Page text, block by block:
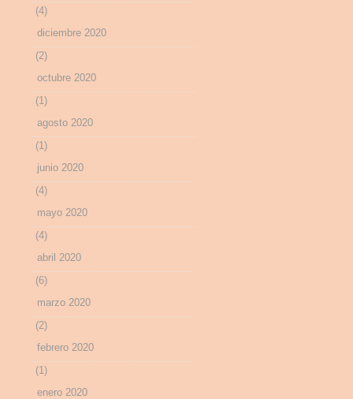
(4)
diciembre 2020
(2)
octubre 2020
(1)
agosto 2020
(1)
junio 2020
(4)
mayo 2020
(4)
abril 2020
(6)
marzo 2020
(2)
febrero 2020
(1)
enero 2020